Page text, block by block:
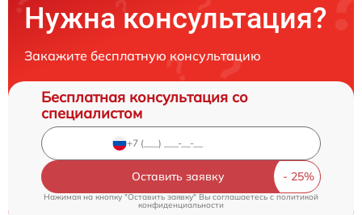
Нужна консультация?
Закажите бесплатную консультацию
Бесплатная консультация со
специалистом
Оставить заявку
Нажимая на кнопку "Оставить заявку" Вы соглашаетесь cполитикой
конфиденциальности